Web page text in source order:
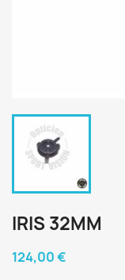
IRIS 32MM
124,00 €